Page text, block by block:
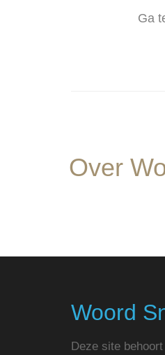
Ga
Over
Woord
Deze site